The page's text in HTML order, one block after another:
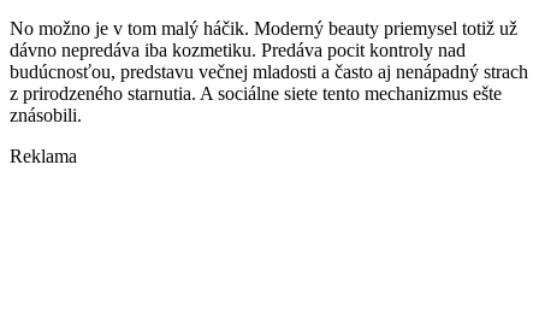
No možno je v tom malý háčik. Moderný beauty priemysel totiž už
dávno nepredáva iba kozmetiku. Predáva pocit kontroly nad
budúcnosťou, predstavu večnej mladosti a často aj nenápadný strach
z prirodzeného starnutia. A sociálne siete tento mechanizmus ešte
znásobili.
Reklama